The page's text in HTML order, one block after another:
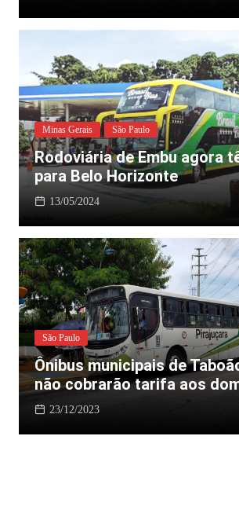
Minas Gerais São Paulo
Rodoviária de Embu agora
para Belo Horizonte
13/05/2024
São Paulo
Ônibus municipais de
não cobrarão tarifa aos
23/12/2023